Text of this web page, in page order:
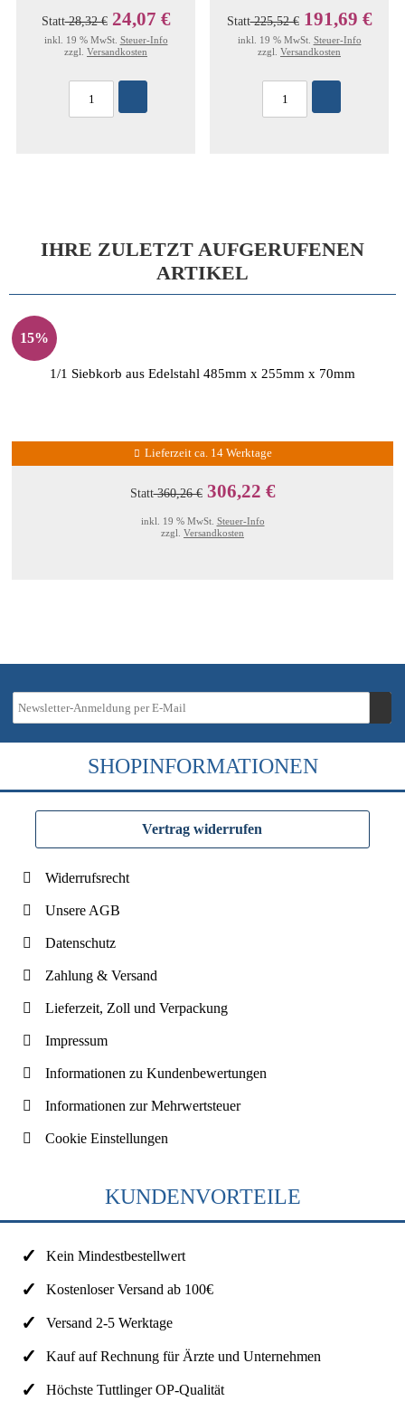
Statt28,32 € 24,07 €
inkl. 19 % MwSt. Steuer-Info
zzgl. Versandkosten
Statt225,52 € 191,69 €
inkl. 19 % MwSt. Steuer-Info
zzgl. Versandkosten
IHRE ZULETZT AUFGERUFENEN
ARTIKEL
15%
1/1 Siebkorb aus Edelstahl 485mm x 255mm x 70mm
Lieferzeit ca. 14 Werktage
Statt360,26 € 306,22 €
inkl. 19 % MwSt. Steuer-Info
zzgl. Versandkosten
SHOPINFORMATIONEN
Vertrag widerrufen
Widerrufsrecht
Unsere AGB
Datenschutz
Zahlung & Versand
Lieferzeit, Zoll und Verpackung
Impressum
Informationen zu Kundenbewertungen
Informationen zur Mehrwertsteuer
Cookie Einstellungen
KUNDENVORTEILE
Kein Mindestbestellwert
Kostenloser Versand ab 100€
Versand 2-5 Werktage
Kauf auf Rechnung für Ärzte und Unternehmen
Höchste Tuttlinger OP-Qualität